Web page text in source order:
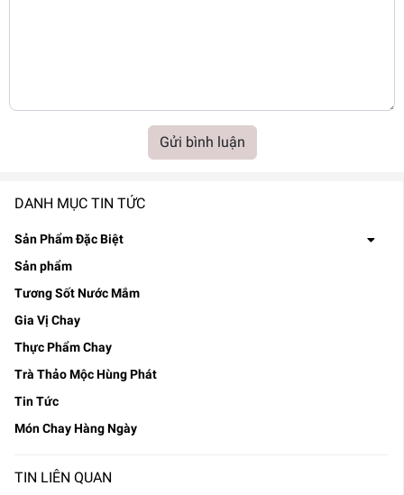
DANH MỤC TIN TỨC
Sản Phẩm Đặc Biệt
Sản phẩm
Tương Sốt Nước Mắm
Gia Vị Chay
Thực Phẩm Chay
Trà Thảo Mộc Hùng Phát
Tin Tức
Món Chay Hàng Ngày
TIN LIÊN QUAN
Gửi bình luận